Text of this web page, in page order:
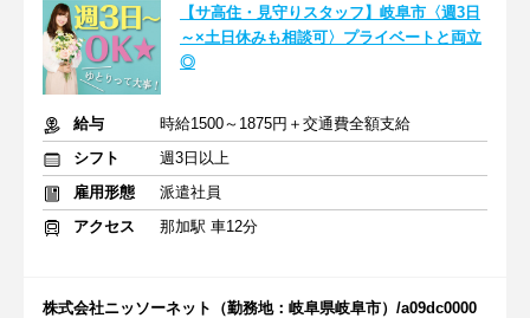
【サ高住・見守りスタッフ】岐阜市〈週3日
～×土日休みも相談可〉プライベートと両立
◎
給与
時給1500～1875円＋交通費全額支給
シフト
週3日以上
雇用形態
派遣社員
アクセス
那加駅 車12分
株式会社ニッソーネット（勤務地：岐阜県岐阜市）/a09dc0000